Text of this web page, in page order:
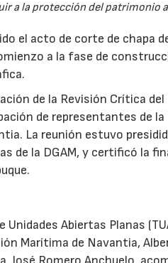
a la protección del patrimonio
el acto de corte de chapa
a la fase de
de la Revisión Crítica
de representantes de la
La reunión estuvo
de la DGAM, y certificó la
Unidades Abiertas Planas
Marítima de Navantia,